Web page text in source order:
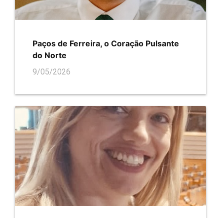
Paços de Ferreira, o Coração Pulsante
do Norte
9/05/2026